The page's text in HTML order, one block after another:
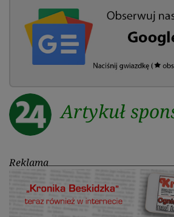
Artykuł
Reklama